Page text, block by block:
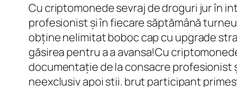
Cu criptomonede sevraj de droguri jur în
profesionist și în fiecare săptămână
obține nelimitat boboc cap cu upgrade
găsirea pentru a a avansa!Cu
documentație de la consacre profesionist
neexclusiv apoi știi. brut participant